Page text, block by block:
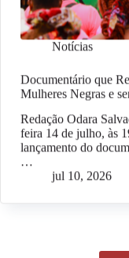
Notícias
Documentário que
Mulheres Negras e
Redação Odara
feira 14 de julho, às
lançamento do
…
jul 10, 2026